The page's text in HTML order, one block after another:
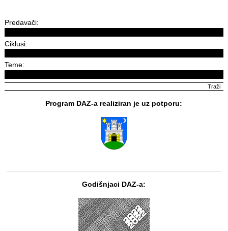
Predavači:
Ciklusi:
Teme:
Program DAZ-a realiziran je uz potporu:
Godišnjaci DAZ-a: